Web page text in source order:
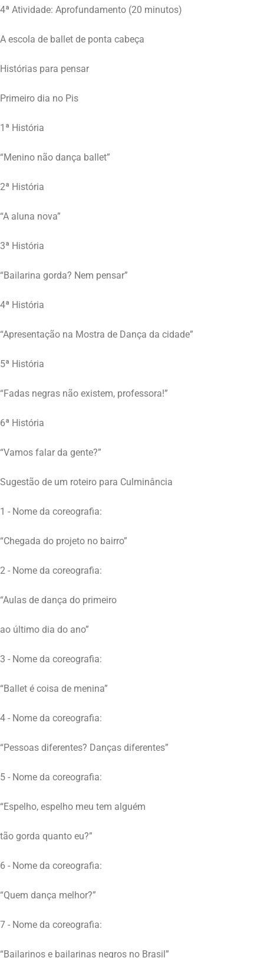
4ª Atividade: Aprofundamento (20 minutos)
A escola de ballet de ponta cabeça
Histórias para pensar
Primeiro dia no Pis
1ª História
“Menino não dança ballet”
2ª História
“A aluna nova”
3ª História
“Bailarina gorda? Nem pensar”
4ª História
“Apresentação na Mostra de Dança da cidade”
5ª História
“Fadas negras não existem, professora!”
6ª História
“Vamos falar da gente?”
Sugestão de um roteiro para Culminância
1 - Nome da coreografia:
“Chegada do projeto no bairro”
2 - Nome da coreografia:
“Aulas de dança do primeiro
ao último dia do ano”
3 - Nome da coreografia:
“Ballet é coisa de menina”
4 - Nome da coreografia:
“Pessoas diferentes? Danças diferentes”
5 - Nome da coreografia:
“Espelho, espelho meu tem alguém
tão gorda quanto eu?”
6 - Nome da coreografia:
“Quem dança melhor?”
7 - Nome da coreografia:
“Bailarinos e bailarinas negros no Brasil”